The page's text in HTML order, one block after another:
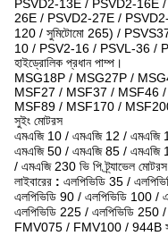
PSVD2-13E / PSVD2-16E
26E / PSVD2-27E /
120 / সুমিটোমো 265) /
10 / PSV2-16 / PSVL-36 /
হাইড্রোলিক প্রধান পাম্প।
MSG18P / MSG27P /
MSF27 / MSF37 / MSF46
MSF89 / MSF170 /
সুইং মোটরস
এমএজি 10 / এমএজি 12 /
এমএজি 50 / এমএজি 85 /
/ এমএজি 230 ভি পি ট্র্যাভেল
লাইবারের : এলপিভিডি 35 /
এলপিভিডি 90 / এলপিভিডি 100 /
এলপিভিডি 225 / এলপিভিডি 250 /
FMV075 / FMV100 / 944B